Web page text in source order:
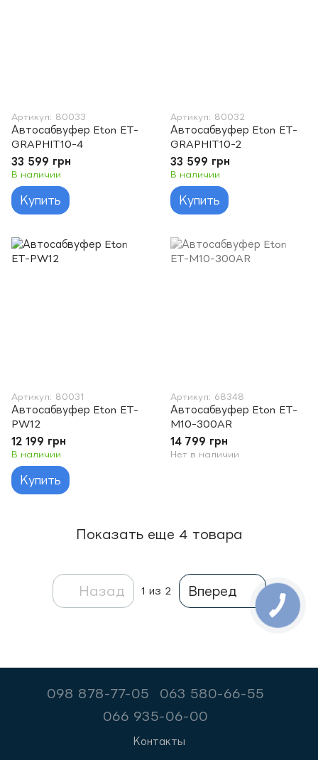
Артикул: 80033
Автосабвуфер Eton ET-
GRAPHIT10-4
33 599 грн
В наличии
Купить
Артикул: 80032
Автосабвуфер Eton ET-
GRAPHIT10-2
33 599 грн
В наличии
Купить
Артикул: 80031
Автосабвуфер Eton ET-
PW12
12 199 грн
В наличии
Купить
Артикул: 68348
Автосабвуфер Eton ET-
M10-300AR
14 799 грн
Нет в наличии
Показать еще 4 товара
Назад 1 из 2 Вперед
098 878-77-05
063 580-66-55
066 935-06-00
Контакты